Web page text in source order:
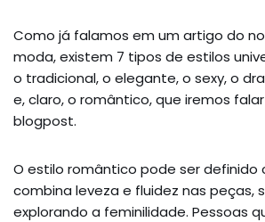
Como já falamos em um artigo do
moda, existem 7 tipos de estilos
o tradicional, o elegante, o sexy, o
e, claro, o romântico, que iremos
blogpost.
O estilo romântico pode ser definido
combina leveza e fluidez nas peças,
explorando a feminilidade. Pessoas